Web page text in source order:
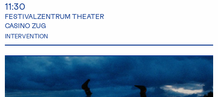
11:30
FESTIVALZENTRUM THEATER
CASINO ZUG
INTERVENTION